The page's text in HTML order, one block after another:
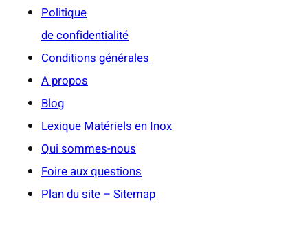
Politique
de confidentialité
Conditions générales
A propos
Blog
Lexique Matériels en Inox
Qui sommes-nous
Foire aux questions
Plan du site – Sitemap